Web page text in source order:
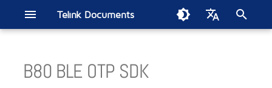
Telink Documents
Telink IoT Studio
Get started
SDK概述
Get started
SIG Mesh SDK
Get started
BLE音频SDK
BT/BLE双模SDK
B91 BT/低延时双模在线通⽤
低延时麦克风SDK
Get started
Zigbee BLE SDK
802.15.4 SDK
构建Thread网路
FindMy网络SDK
Matter开发手册
2.4GHz私有协议SDK
Wi-Fi SDK
B80 BLE单连接SDK电流测试
开发板
智能家居
B80 BLE OTP SDK